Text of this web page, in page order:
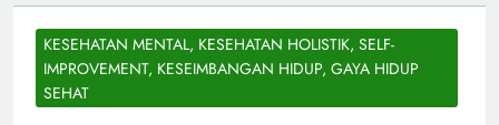
KESEHATAN MENTAL, KESEHATAN HOLISTIK, SELF-
IMPROVEMENT, KESEIMBANGAN HIDUP, GAYA HIDUP
SEHAT